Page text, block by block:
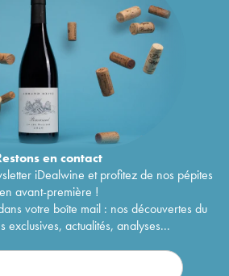
encontact
iDealwine et profitez de nos pépites
en avant-première !
votre boîte mail : nos découvertes du
exclusives, actualités, analyses...